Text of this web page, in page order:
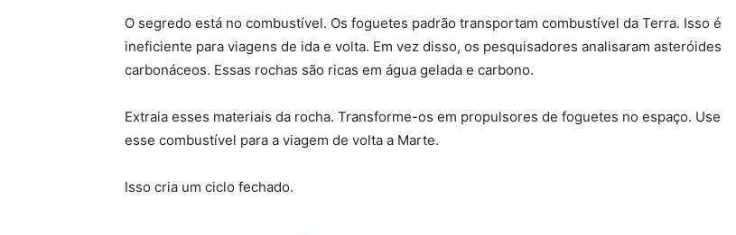
O segredo está no combustível. Os foguetes padrão transportam combustível da Terra. Isso é
ineficiente para viagens de ida e volta. Em vez disso, os pesquisadores analisaram asteróides
carbonáceos. Essas rochas são ricas em água gelada e carbono.
Extraia esses materiais da rocha. Transforme-os em propulsores de foguetes no espaço. Use
esse combustível para a viagem de volta a Marte.
Isso cria um ciclo fechado.